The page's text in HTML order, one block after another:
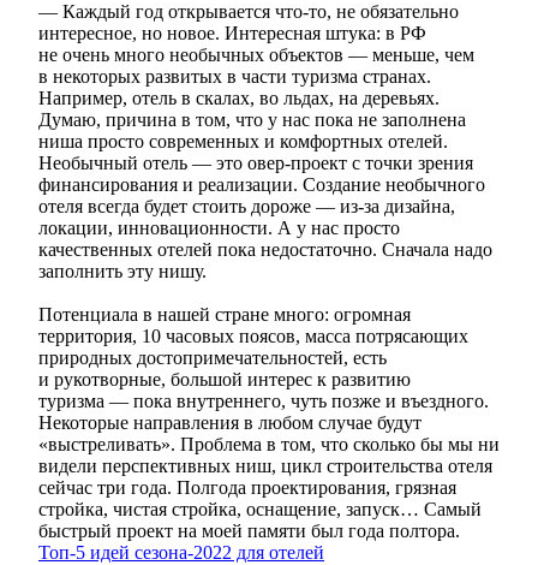
— Каждый год открывается что-то, не обязательно
интересное, но новое. Интересная штука: в РФ
не очень много необычных объектов — меньше, чем
в некоторых развитых в части туризма странах.
Например, отель в скалах, во льдах, на деревьях.
Думаю, причина в том, что у нас пока не заполнена
ниша просто современных и комфортных отелей.
Необычный отель — это овер-проект с точки зрения
финансирования и реализации. Создание необычного
отеля всегда будет стоить дороже — из-за дизайна,
локации, инновационности. А у нас просто
качественных отелей пока недостаточно. Сначала надо
заполнить эту нишу.
Потенциала в нашей стране много: огромная
территория, 10 часовых поясов, масса потрясающих
природных достопримечательностей, есть
и рукотворные, большой интерес к развитию
туризма — пока внутреннего, чуть позже и въездного.
Некоторые направления в любом случае будут
«выстреливать». Проблема в том, что сколько бы мы ни
видели перспективных ниш, цикл строительства отеля
сейчас три года. Полгода проектирования, грязная
стройка, чистая стройка, оснащение, запуск… Самый
быстрый проект на моей памяти был года полтора.
Топ-5 идей сезона-2022 для отелей